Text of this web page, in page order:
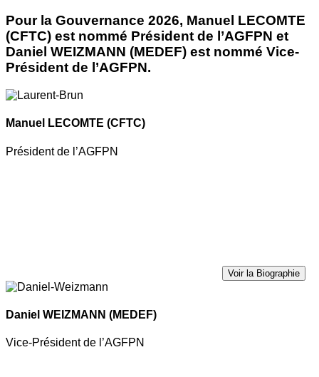
Pour la Gouvernance 2026, Manuel LECOMTE
(CFTC) est nommé Président de l’AGFPN et
Daniel WEIZMANN (MEDEF) est nommé Vice-
Président de l’AGFPN.
Manuel LECOMTE (CFTC)
Président de l’AGFPN
Voir la Biographie
Daniel WEIZMANN (MEDEF)
Vice-Président de l’AGFPN